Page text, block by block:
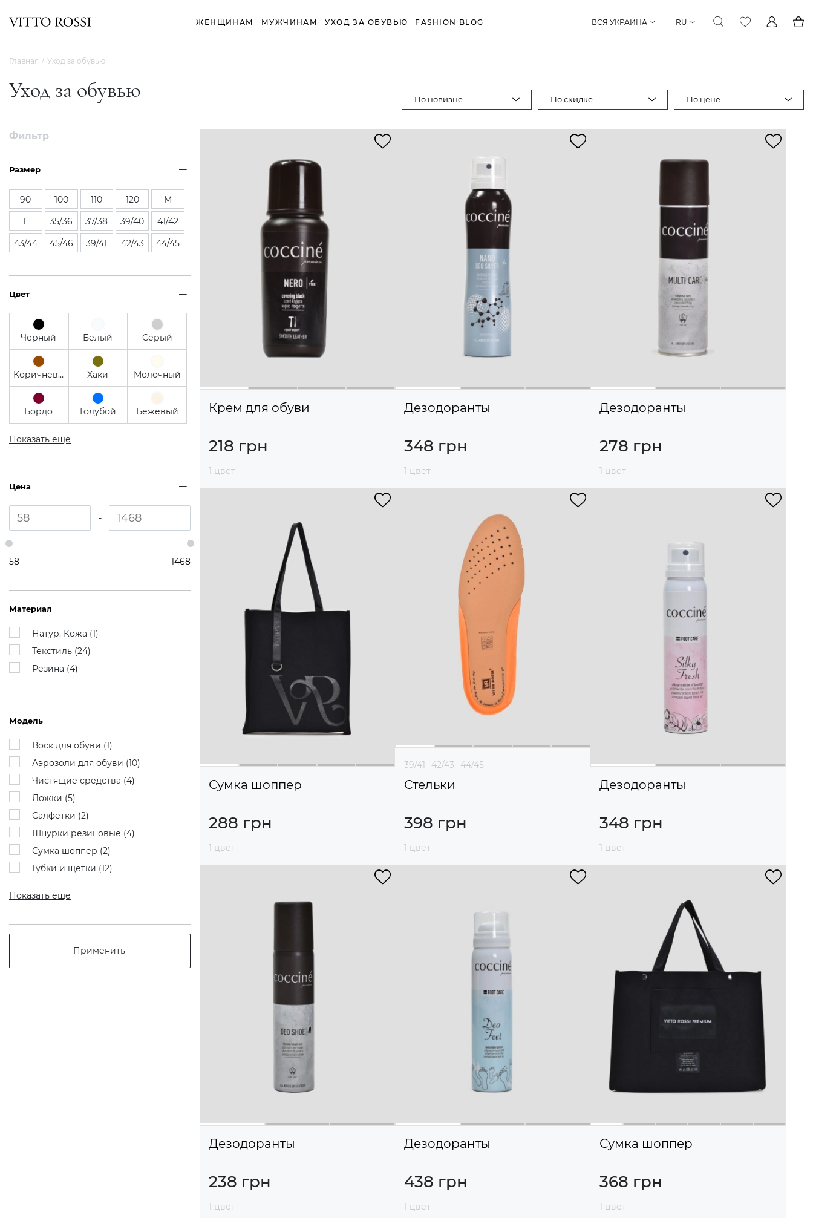
ЖЕНЩИНАМ МУЖЧИНАМ УХОД ЗА ОБУВЬЮ FASHION BLOG ВСЯ УКРАИНА RU
Главная Уход за обувью
Уход за обувью По новизне По скидке По цене
Фильтр
Размер
90 100 110 120
M
L
35/36 37/38 39/40
41/42
43/44
45/46 39/41 42/43 44/45
Цвет
Черный Белый Серый
Коричневый Хаки Молочный
Бордо Голубой Бежевый
Показать еще
Цена
-
58 1468
Материал
Натур. Кожа (1)
Текстиль (24)
Резина (4)
Модель
Воск для обуви (1)
Аэрозоли для обуви (10)
Чистящие средства (4)
Ложки (5)
Салфетки (2)
Шнурки резиновые (4)
Сумка шоппер (2)
Губки и щетки (12)
Показать еще
Применить
Крем для обуви
218 грн
1 цвет
Дезодоранты
348 грн
1 цвет
Дезодоранты
278 грн
1 цвет
Сумка шоппер
288 грн
1 цвет
39/41 42/43 44/45
Стельки
398 грн
1 цвет
Дезодоранты
348 грн
1 цвет
Дезодоранты
238 грн
1 цвет
Дезодоранты
438 грн
1 цвет
Сумка шоппер
368 грн
1 цвет